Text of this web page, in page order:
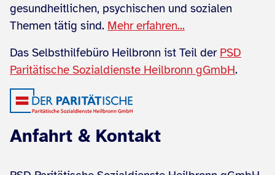
gesundheitlichen, psychischen und sozialen
Themen tätig sind. Mehr erfahren...
Das Selbsthilfebüro Heilbronn ist Teil der PSD
Paritätische Sozialdienste Heilbronn gGmbH.
Anfahrt & Kontakt